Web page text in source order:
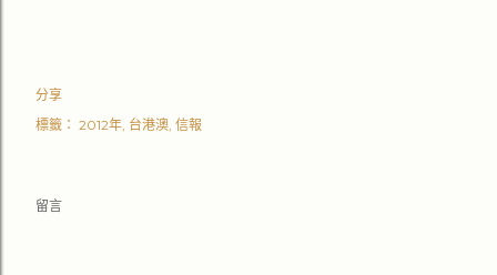
分享
標籤： 2012年 台港澳 信報
留言